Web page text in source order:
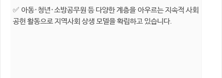
✅ 아동·청년·소방공무원 등 다양한 계층을 아우르는 지속적 사회
공헌 활동으로 지역사회 상생 모델을 확립하고 있습니다.